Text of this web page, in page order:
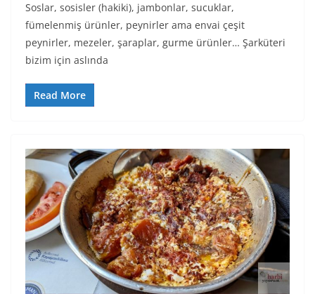
Soslar, sosisler (hakiki), jambonlar, sucuklar,
fümelenmiş ürünler, peynirler ama envai çeşit
peynirler, mezeler, şaraplar, gurme ürünler… Şarküteri
bizim için aslında
Read More